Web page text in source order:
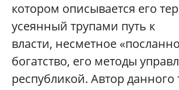
котором описывается его
усеянный трупами путь к
власти, несметное
богатство, его методы
республикой. Автор данного